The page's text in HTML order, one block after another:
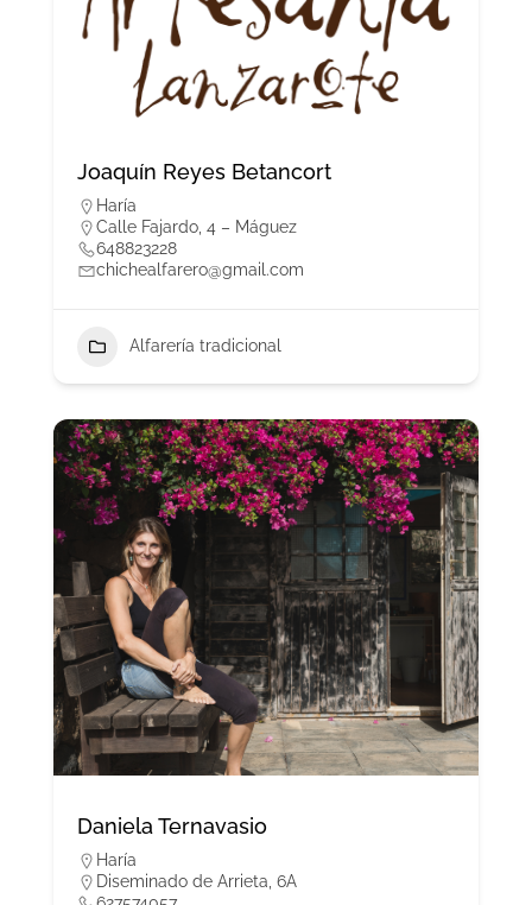
Joaquín Reyes Betancort
Haría
Calle Fajardo, 4 – Máguez
648823228
chichealfarero@gmail.com
Alfarería tradicional
Daniela Ternavasio
Haría
Diseminado de Arrieta, 6A